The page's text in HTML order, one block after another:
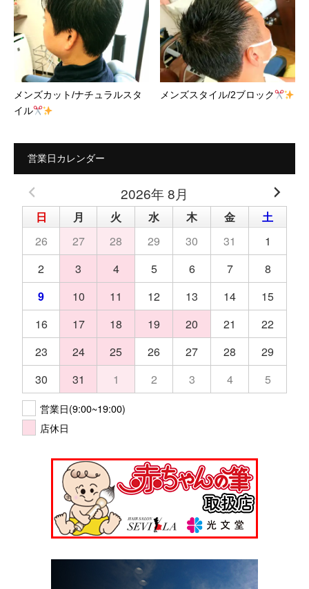
メンズカット/ナチュラルスタ
イル
メンズスタイル/2ブロック
営業日カレンダー
2026年 8月
日 月 火 水 木 金
土
26
27 28 29 30 31
1
2
3 4 5 6 7
8
9
10 11 12 13 14
15
16
17 18 19 20 21
22
23
24 25 26 27 28
29
30
31 1 2 3 4 5
営業日(9:00~19:00)
店休日